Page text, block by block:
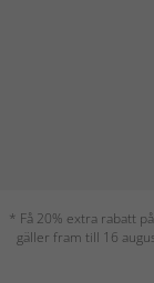
* Få 20% extra rabatt
gäller fram till 16